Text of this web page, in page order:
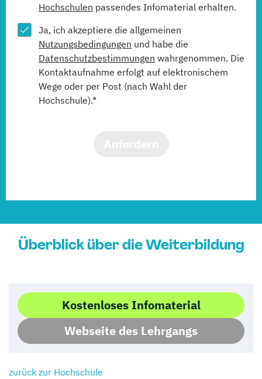
Hochschulen passendes Infomaterial erhalten.
Ja, ich akzeptiere die allgemeinen
Nutzungsbedingungen und habe die
Datenschutzbestimmungen wahrgenommen. Die
Kontaktaufnahme erfolgt auf elektronischem
Wege oder per Post (nach Wahl der
Hochschule).*
Überblick über die Weiterbildung
Kostenloses Infomaterial
Webseite des Lehrgangs
zurück zur Hochschule